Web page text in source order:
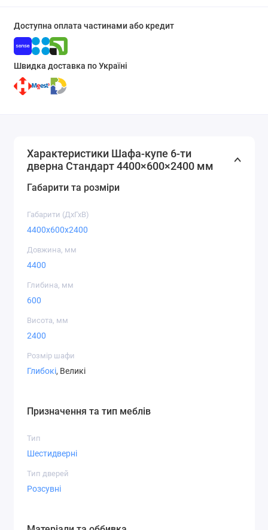
Доступна оплата частинами або кредит
Швидка доставка по Україні
Характеристики Шафа-купе 6-ти
дверна Стандарт 4400×600×2400 мм
Габарити та розміри
Габарити (ДхГхВ)
4400x600x2400
Довжина, мм
4400
Глибина, мм
600
Висота, мм
2400
Розмір шафи
Глибокі, Великі
Призначення та тип меблів
Тип
Шестидверні
Тип дверей
Розсувні